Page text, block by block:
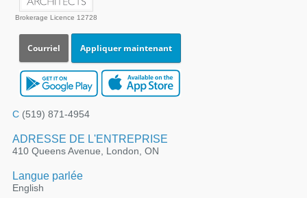
Brokerage Licence 12728
Courriel Appliquer maintenant
C (519) 871-4954
ADRESSE DE L'ENTREPRISE
410 Queens Avenue, London, ON
Langue parlée
English